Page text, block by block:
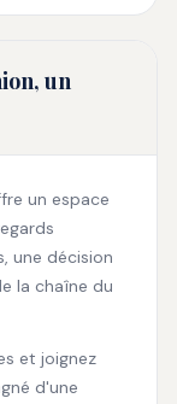
un
un espace
une décision
la chaîne du
et joignez
d'une